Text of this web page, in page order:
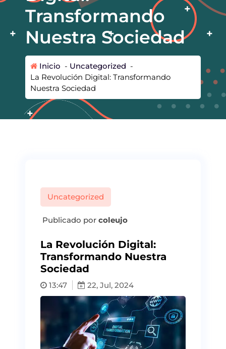
Transformando
Nuestra Sociedad
Inicio - Uncategorized -
La Revolución Digital: Transformando
Nuestra Sociedad
Uncategorized
Publicado por coleujo
La Revolución Digital:
Transformando Nuestra
Sociedad
13:47 22, Jul, 2024